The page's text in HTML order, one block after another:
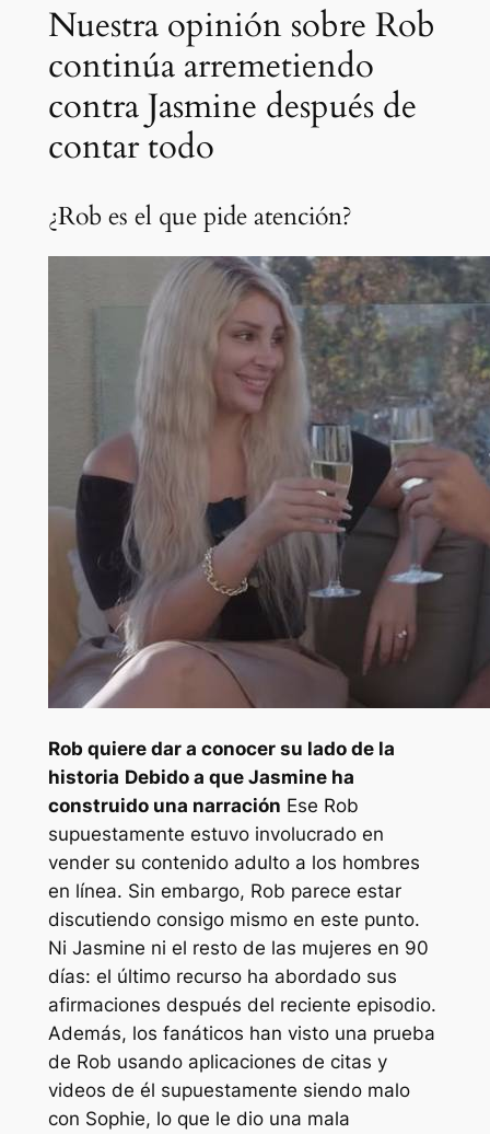
Nuestra opinión sobre Rob
continúa arremetiendo
contra Jasmine después de
contar todo
¿Rob es el que pide atención?
Rob quiere dar a conocer su lado de la
historia Debido a que Jasmine ha
construido una narración Ese Rob
supuestamente estuvo involucrado en
vender su contenido adulto a los hombres
en línea. Sin embargo, Rob parece estar
discutiendo consigo mismo en este punto.
Ni Jasmine ni el resto de las mujeres en 90
días: el último recursoha abordado sus
afirmaciones después del reciente episodio.
Además, los fanáticos han visto una prueba
de Rob usando aplicaciones de citas y
videos de él supuestamente siendo malo
con Sophie, lo que le dio una mala